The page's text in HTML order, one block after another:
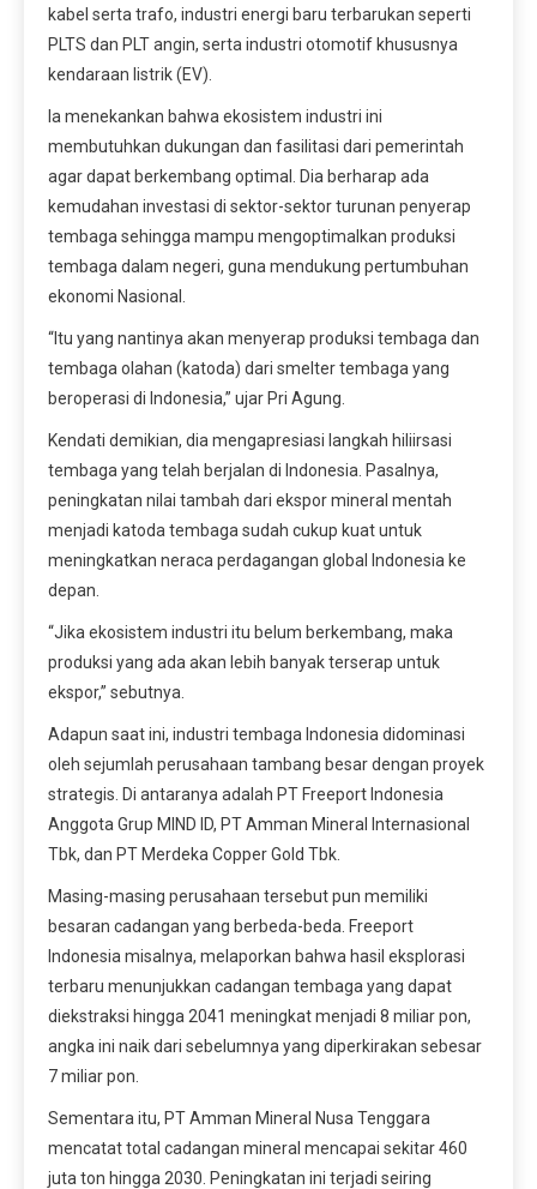
kabel serta trafo, industri energi baru terbarukan seperti
PLTS dan PLT angin, serta industri otomotif khususnya
kendaraan listrik (EV).
Ia menekankan bahwa ekosistem industri ini
membutuhkan dukungan dan fasilitasi dari pemerintah
agar dapat berkembang optimal. Dia berharap ada
kemudahan investasi di sektor-sektor turunan penyerap
tembaga sehingga mampu mengoptimalkan produksi
tembaga dalam negeri, guna mendukung pertumbuhan
ekonomi Nasional.
“Itu yang nantinya akan menyerap produksi tembaga dan
tembaga olahan (katoda) dari smelter tembaga yang
beroperasi di Indonesia,” ujar Pri Agung.
Kendati demikian, dia mengapresiasi langkah hiliirsasi
tembaga yang telah berjalan di Indonesia. Pasalnya,
peningkatan nilai tambah dari ekspor mineral mentah
menjadi katoda tembaga sudah cukup kuat untuk
meningkatkan neraca perdagangan global Indonesia ke
depan.
“Jika ekosistem industri itu belum berkembang, maka
produksi yang ada akan lebih banyak terserap untuk
ekspor,” sebutnya.
Adapun saat ini, industri tembaga Indonesia didominasi
oleh sejumlah perusahaan tambang besar dengan proyek
strategis. Di antaranya adalah PT Freeport Indonesia
Anggota Grup MIND ID, PT Amman Mineral Internasional
Tbk, dan PT Merdeka Copper Gold Tbk.
Masing-masing perusahaan tersebut pun memiliki
besaran cadangan yang berbeda-beda. Freeport
Indonesia misalnya, melaporkan bahwa hasil eksplorasi
terbaru menunjukkan cadangan tembaga yang dapat
diekstraksi hingga 2041 meningkat menjadi 8 miliar pon,
angka ini naik dari sebelumnya yang diperkirakan sebesar
7 miliar pon.
Sementara itu, PT Amman Mineral Nusa Tenggara
mencatat total cadangan mineral mencapai sekitar 460
juta ton hingga 2030. Peningkatan ini terjadi seiring